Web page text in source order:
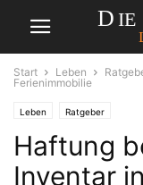
Start Leben
Ferienimmobilie
Leben Ratgeber
Haftung
Inventar